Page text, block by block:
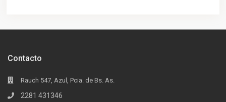
Contacto
Rauch 547, Azul, Pcia. de Bs. As.
2281 431346